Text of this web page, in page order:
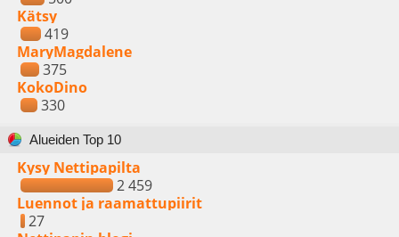
Kätsy
419
MaryMagdalene
375
KokoDino
330
Alueiden Top 10
Kysy Nettipapilta
2 459
Luennot ja raamattupiirit
27